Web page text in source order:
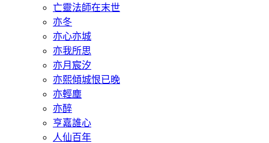
亡靈法師在末世
亦冬
亦心亦城
亦我所思
亦月宸汐
亦熙傾城恨已晚
亦輕塵
亦醉
亨嘉誰心
人仙百年